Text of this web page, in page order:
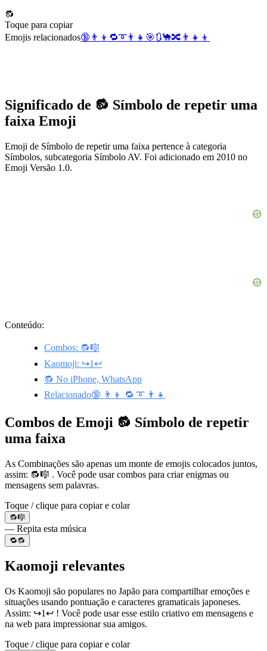
🔂
Toque para copiar
Emojis relacionados🔞 👨‍👦 🔁➰👨‍👧 🎯🔃🐪🔀 👨‍👧‍👦
Significado de 🔂 Símbolo de repetir uma
faixa Emoji
Emoji de Símbolo de repetir uma faixa pertence à categoria
Símbolos, subcategoria Símbolo AV. Foi adicionado em 2010 no
Emoji Versão 1.0.
Conteúdo:
Combos: 🔂🎼
Kaomoji: ↪️1↩️
🔂 No iPhone, WhatsApp
Relacionado🔞 👨‍👦 🔁 ➰ 👨‍👧
Combos de Emoji 🔂 Símbolo de repetir
uma faixa
As Combinações são apenas um monte de emojis colocados juntos,
assim: 🔂🎼 . Você pode usar combos para criar enigmas ou
mensagens sem palavras.
Toque / clique para copiar e colar
🔂🎼
— Repita esta música
🔁🔂
Kaomoji relevantes
Os Kaomoji são populares no Japão para compartilhar emoções e
situações usando pontuação e caracteres gramaticais japoneses.
Assim: ↪️1↩️ ! Você pode usar esse estilo criativo em mensagens e
na web para impressionar sua amigos.
Toque / clique para copiar e colar